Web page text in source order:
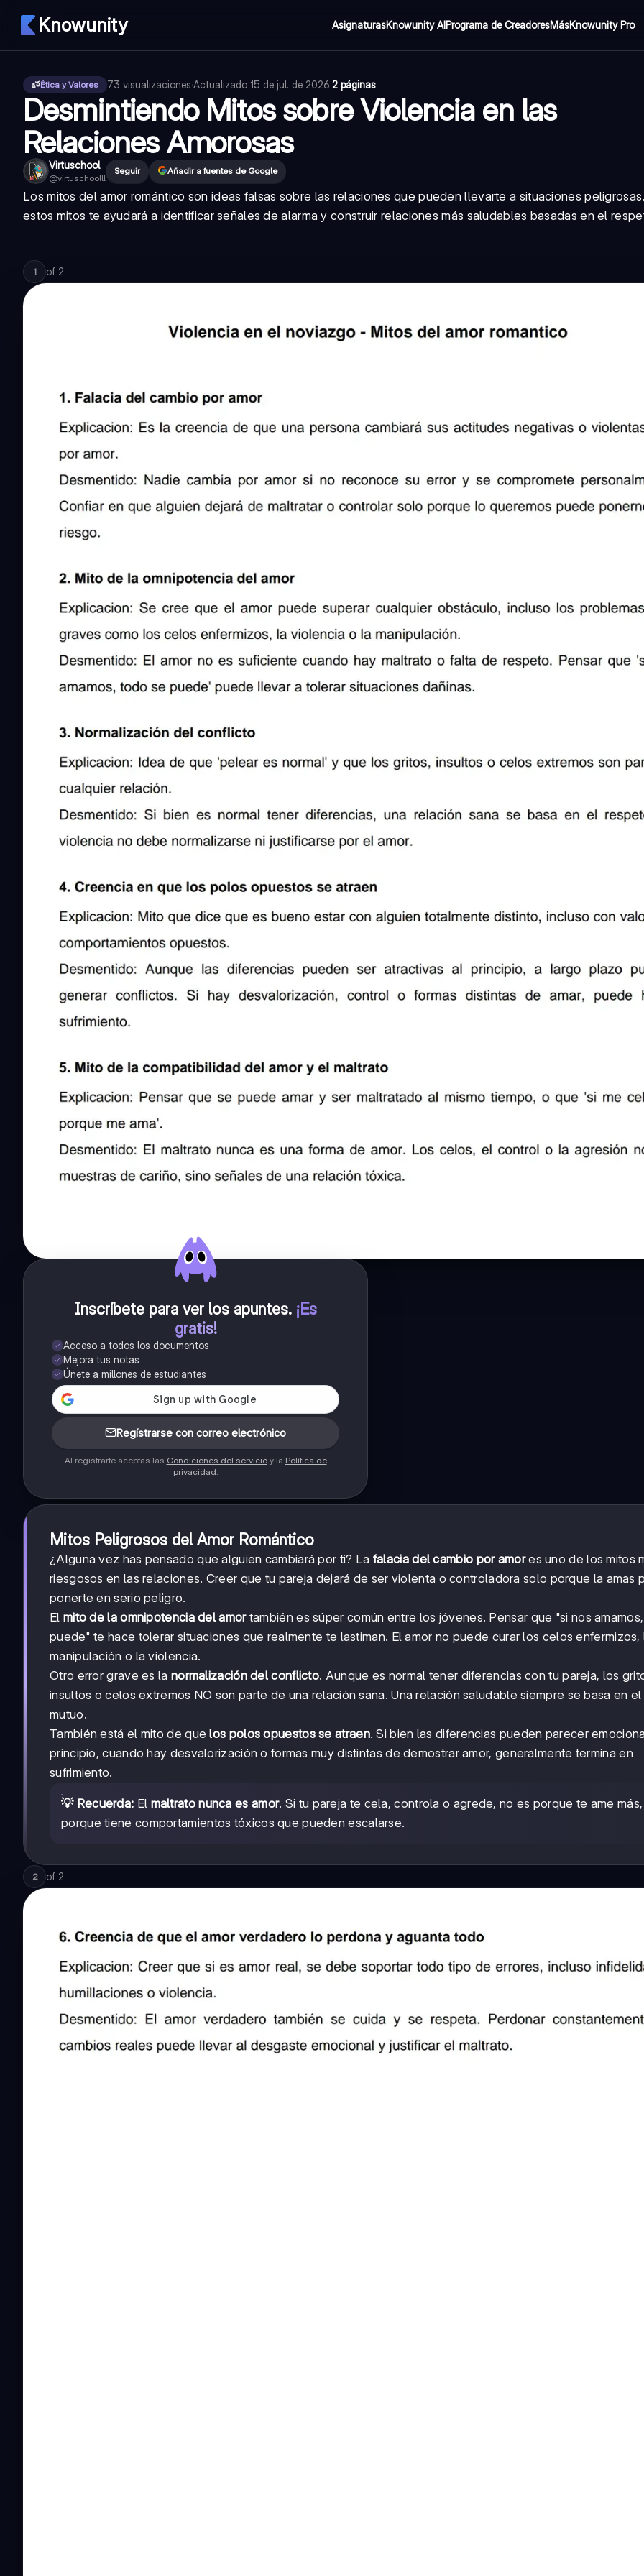
Knowunity AsignaturasKnowunity AIPrograma de CreadoresMásKnowunity Pro
Ética y Valores 73 visualizaciones·Actualizado 15 de jul. de 2026·2 páginas
Desmintiendo Mitos sobre Violencia en las
Relaciones Amorosas
Virtuschool
@virtuschoolll
Seguir Añadir a fuentes de Google
Los mitos del amor romántico son ideas falsas sobre las relaciones que pueden llevarte a situaciones
estos mitos te ayudará a identificar señales de alarma y construir relaciones más saludables basadas en el
1 of 2
Inscríbete para ver los apuntes. ¡Es
gratis!
Acceso a todos los documentos
Mejora tus notas
Únete a millones de estudiantes
Regístrarse con correo electrónico
Al registrarte aceptas las Condiciones del servicioy la Política de
privacidad.
Mitos Peligrosos del Amor Romántico
¿Alguna vez has pensado que alguien cambiará por ti? La falacia del cambio por amores uno de los mitos
riesgosos en las relaciones. Creer que tu pareja dejará de ser violenta o controladora solo porque la amas
ponerte en serio peligro.
El mito de la omnipotencia del amortambién es súper común entre los jóvenes. Pensar que "si nos
puede" te hace tolerar situaciones que realmente te lastiman. El amor no puede curar los celos enfermizos,
manipulación o la violencia.
Otro error grave es la normalización del conflicto. Aunque es normal tener diferencias con tu pareja, los
insultos o celos extremos NO son parte de una relación sana. Una relación saludable siempre se basa en
mutuo.
También está el mito de quelos polos opuestos se atraen. Si bien las diferencias pueden parecer
principio, cuando hay desvalorización o formas muy distintas de demostrar amor, generalmente termina en
sufrimiento.
💡 Recuerda: El maltrato nunca es amor. Si tu pareja te cela, controla o agrede, no es porque te ame más,
porque tiene comportamientos tóxicos que pueden escalarse.
2 of 2